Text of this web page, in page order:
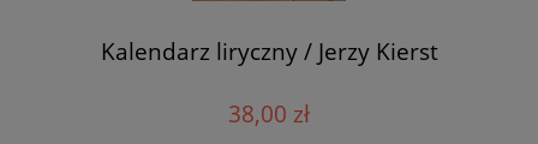
Kalendarz liryczny / Jerzy Kierst
38,00 zł